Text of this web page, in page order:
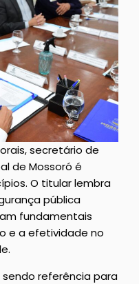
secretário de
de Mossoró é
O titular lembra
pública
fundamentais
e a efetividade no
sendo referência para